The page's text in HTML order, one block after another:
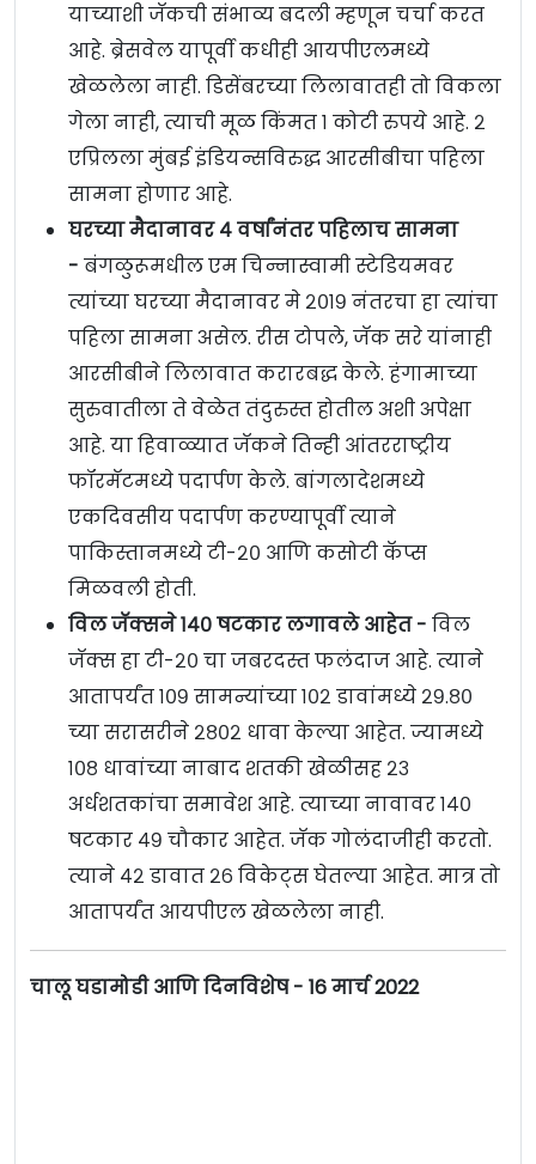
याच्याशी जॅकची संभाव्य बदली म्हणून चर्चा करत
आहे. ब्रेसवेल यापूर्वी कधीही आयपीएलमध्ये
खेळलेला नाही. डिसेंबरच्या लिलावातही तो विकला
गेला नाही, त्याची मूळ किंमत १ कोटी रुपये आहे. २
एप्रिलला मुंबई इंडियन्सविरुद्ध आरसीबीचा पहिला
सामना होणार आहे.
घरच्या मैदानावर ४ वर्षांनंतर पहिलाच सामना
- बंगळुरूमधील एम चिन्नास्वामी स्टेडियमवर
त्यांच्या घरच्या मैदानावर मे २०१९ नंतरचा हा त्यांचा
पहिला सामना असेल. रीस टोपले, जॅक सरे यांनाही
आरसीबीने लिलावात करारबद्ध केले. हंगामाच्या
सुरुवातीला ते वेळेत तंदुरुस्त होतील अशी अपेक्षा
आहे. या हिवाळ्यात जॅकने तिन्ही आंतरराष्ट्रीय
फॉरमॅटमध्ये पदार्पण केले. बांगलादेशमध्ये
एकदिवसीय पदार्पण करण्यापूर्वी त्याने
पाकिस्तानमध्ये टी-२० आणि कसोटी कॅप्स
मिळवली होती.
विल जॅक्सने १४० षटकार लगावले आहेत - विल
जॅक्स हा टी-२० चा जबरदस्त फलंदाज आहे. त्याने
आतापर्यंत १०९ सामन्यांच्या १०२ डावांमध्ये २९.८०
च्या सरासरीने २८०२ धावा केल्या आहेत. ज्यामध्ये
१०८ धावांच्या नाबाद शतकी खेळीसह २३
अर्धशतकांचा समावेश आहे. त्याच्या नावावर १४०
षटकार ४९ चौकार आहेत. जॅक गोलंदाजीही करतो.
त्याने ४२ डावात २६ विकेट्स घेतल्या आहेत. मात्र तो
आतापर्यंत आयपीएल खेळलेला नाही.
चालू घडामोडी आणि दिनविशेष - 16 मार्च 2022